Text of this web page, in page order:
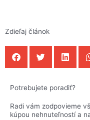
Zdieľaj článok
Potrebujete poradiť?
Radi vám zodpovieme
kúpou nehnuteľností a